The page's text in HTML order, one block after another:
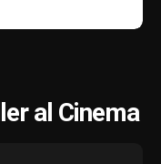
al Cinema